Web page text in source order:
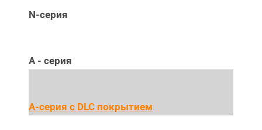
N-серия
А - серия
А-серия c DLC покрытием